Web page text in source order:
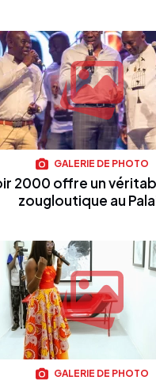
GALERIE DE PHOTO
2000 offre un
zougloutique au
GALERIE DE PHOTO